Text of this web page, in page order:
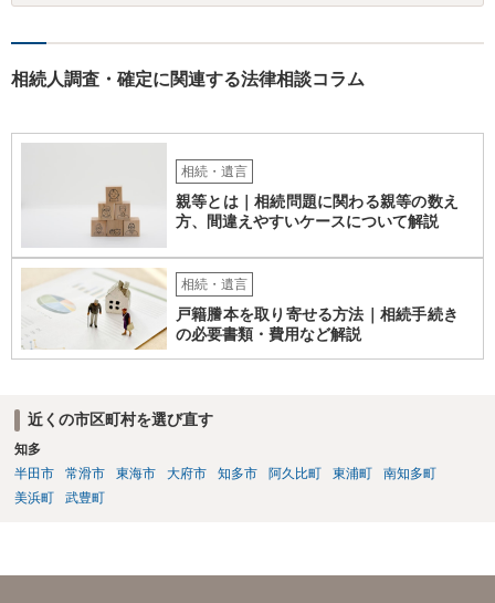
相続人調査・確定に関連する法律相談コラム
相続・遺言
親等とは｜相続問題に関わる親等の数え
方、間違えやすいケースについて解説
相続・遺言
戸籍謄本を取り寄せる方法｜相続手続き
の必要書類・費用など解説
近くの市区町村を選び直す
知多
半田市
常滑市 東海市 大府市 知多市 阿久比町 東浦町
南知多町
美浜町
武豊町